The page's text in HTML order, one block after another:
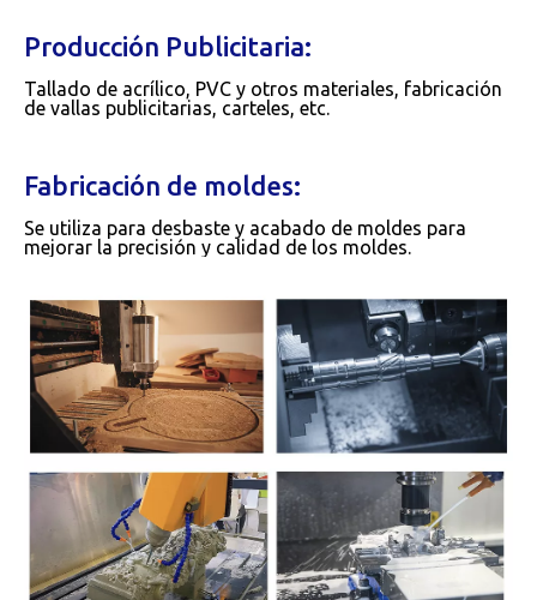
Producción Publicitaria:
Tallado de acrílico, PVC y otros materiales, fabricación
de vallas publicitarias, carteles, etc.
Fabricación de moldes:
Se utiliza para desbaste y acabado de moldes para
mejorar la precisión y calidad de los moldes.